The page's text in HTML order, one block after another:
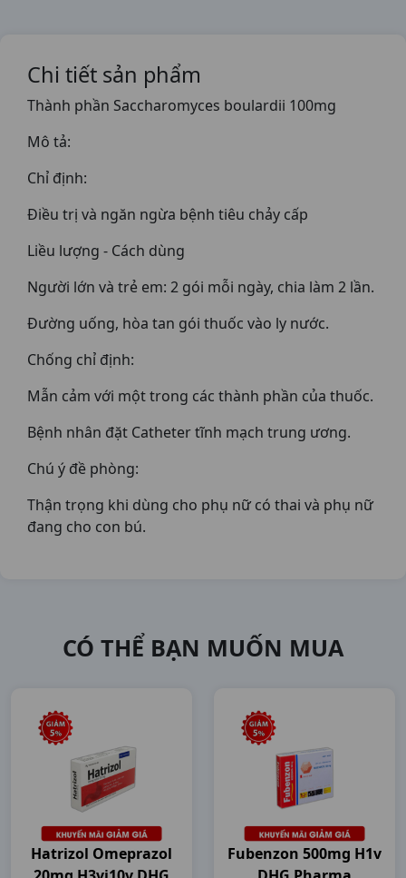
Chi tiết sản phẩm
Thành phần Saccharomyces boulardii 100mg
Mô tả:
Chỉ định:
Điều trị và ngăn ngừa bệnh tiêu chảy cấp
Liều lượng - Cách dùng
Người lớn và trẻ em: 2 gói mỗi ngày, chia làm 2 lần.
Đường uống, hòa tan gói thuốc vào ly nước.
Chống chỉ định:
Mẫn cảm với một trong các thành phần của thuốc.
Bệnh nhân đặt Catheter tĩnh mạch trung ương.
Chú ý đề phòng:
Thận trọng khi dùng cho phụ nữ có thai và phụ nữ
đang cho con bú.
CÓ THỂ BẠN MUỐN MUA
Hatrizol Omeprazol
Fubenzon 500mg H1v